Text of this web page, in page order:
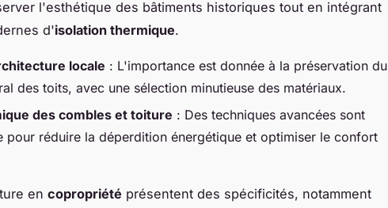
l'esthétique des bâtiments historiques tout en intégrant
d'isolation thermique.
locale : L'importance est donnée à la préservation du
des toits, avec une sélection minutieuse des matériaux.
des combles et toiture : Des techniques avancées sont
pour réduire la déperdition énergétique et optimiser le confort
en copropriété présentent des spécificités, notamment